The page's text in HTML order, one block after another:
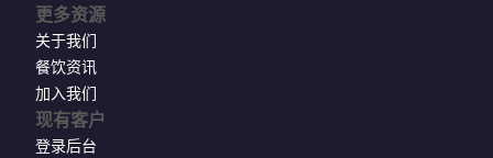
现有客户
登录后台
更多资源
关于我们
餐饮资讯
加入我们